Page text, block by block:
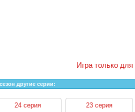
Игра только
другие серии:
24 серия 23 серия